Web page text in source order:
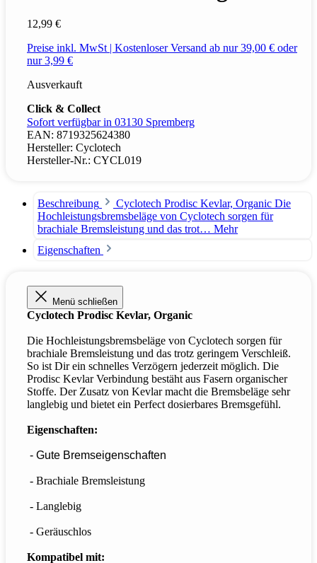
12,99 €
Preise inkl. MwSt | Kostenloser Versand ab nur 39,00 € oder
nur 3,99 €
Ausverkauft
Click & Collect
Sofort verfügbar in 03130 Spremberg
EAN: 8719325624380
Hersteller: Cyclotech
Hersteller-Nr.: CYCL019
Beschreibung
Cyclotech Prodisc Kevlar, Organic Die
Hochleistungsbremsbeläge von Cyclotech sorgen für
brachiale Bremsleistung und das trot… Mehr
Eigenschaften
Menü schließen
Cyclotech Prodisc Kevlar, Organic
Die Hochleistungsbremsbeläge von Cyclotech sorgen für
brachiale Bremsleistung und das trotz geringem Verschleiß.
So ist Dir ein schnelles Verzögern jederzeit möglich. Die
Prodisc Kevlar Verbindung bestäht aus Fasern organischer
Stoffe. Der Zusatz von Kevlar macht die Bremsbeläge sehr
langlebig und bietet ein Perfect dosierbares Bremsgefühl.
Eigenschaften:
- Gute Bremseigenschaften
- Brachiale Bremsleistung
- Langlebig
- Geräuschlos
Kompatibel mit: